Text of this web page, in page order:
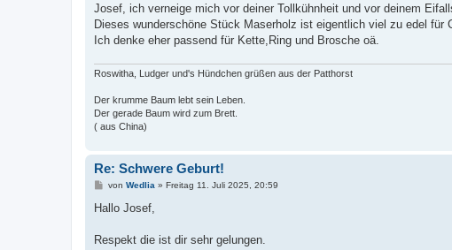
Josef, ich verneige mich vor deiner Tollkühnheit und vor deinem
Dieses wunderschöne Stück Maserholz ist eigentlich viel zu edel für
Ich denke eher passend für Kette,Ring und Brosche oä.
Roswitha, Ludger und's Hündchen grüßen aus der Patthorst
Der krumme Baum lebt sein Leben.
Der gerade Baum wird zum Brett.
( aus China)
Re: Schwere Geburt!
B
i
a
von Wedlia » Freitag 11. Juli 2025, 20:59
Hallo Josef,
Respekt die ist dir sehr gelungen.